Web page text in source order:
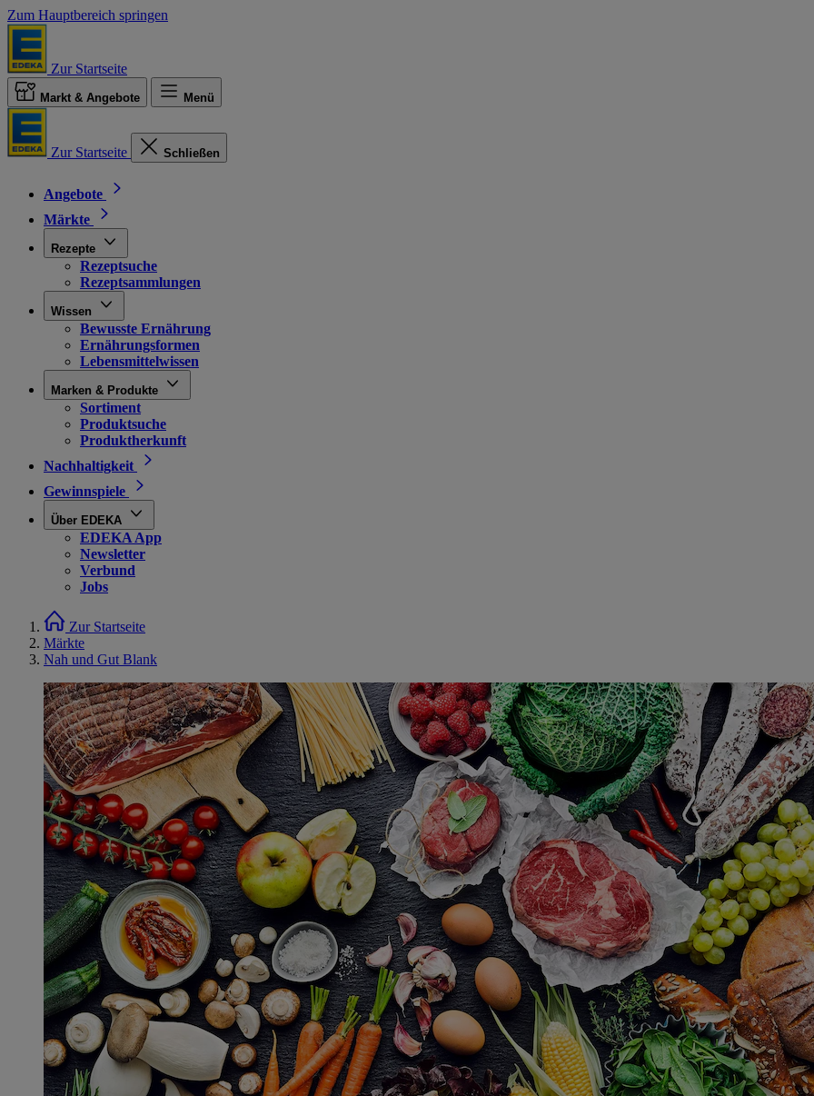
Zum Hauptbereich springen
Zur Startseite
Markt & Angebote Menü
Zur Startseite Schließen
Angebote
Märkte
Rezepte
Rezeptsuche
Rezeptsammlungen
Wissen
Bewusste Ernährung
Ernährungsformen
Lebensmittelwissen
Marken & Produkte
Sortiment
Produktsuche
Produktherkunft
Nachhaltigkeit
Gewinnspiele
Über EDEKA
EDEKA App
Newsletter
Verbund
Jobs
Zur Startseite
Märkte
Nah und Gut Blank